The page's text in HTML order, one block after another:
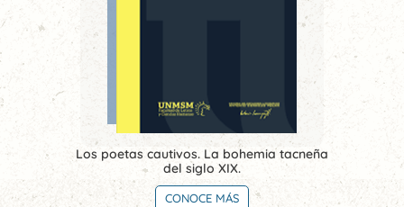
Los poetas cautivos. La bohemia tacneña
del siglo XIX.
CONOCE MÁS